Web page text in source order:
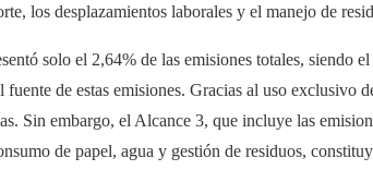
los desplazamientos laborales y el manejo de
solo el 2,64% de las emisiones totales, siendo
de estas emisiones. Gracias al uso exclusivo
Sin embargo, el Alcance 3, que incluye las
de papel, agua y gestión de residuos,